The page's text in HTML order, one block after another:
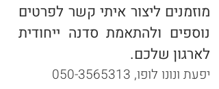
מוזמנים ליצור איתי קשר לפרטים
נוספים ולהתאמת סדנה ייחודית
לארגון שלכם.
יפעת ונונו לופו, 050-3565313